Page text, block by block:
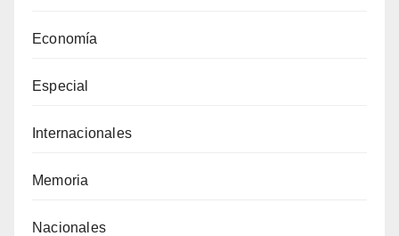
Economía
Especial
Internacionales
Memoria
Nacionales